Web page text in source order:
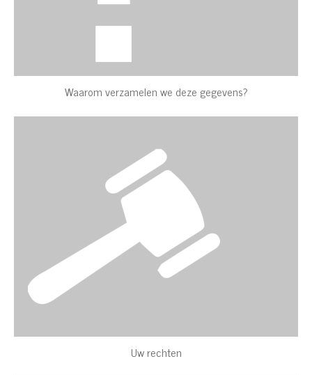
Waarom verzamelen we deze gegevens?
Uw rechten